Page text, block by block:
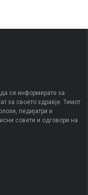
се информирате за
за своето здравје. Тимот
педијатри и
совети и одговори на